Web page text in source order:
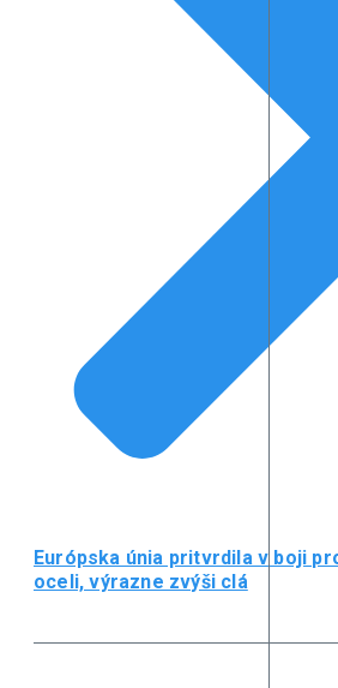
Európska únia pritvrdila v boji
oceli, výrazne zvýši clá